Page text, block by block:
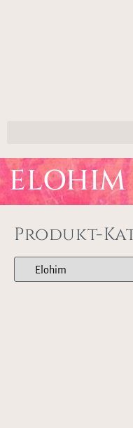
ELOHIM
Produkt-